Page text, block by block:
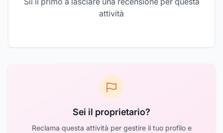
attività
Sei il proprietario?
Reclama questa attività per gestire il tuo profilo e